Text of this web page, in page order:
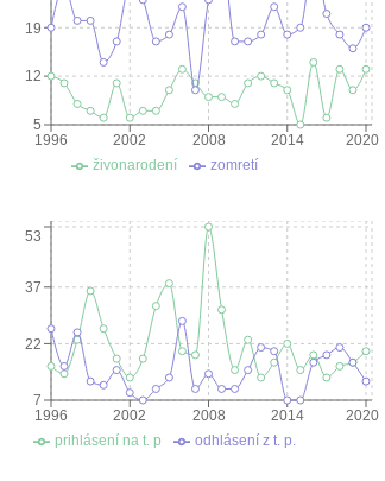
1996 2002 2008 2014 2020
5
12
19
živonarodení zomretí
1996 2002 2008 2014 2020
7
22
37
53
prihlásení na t. p odhlásení z t. p.